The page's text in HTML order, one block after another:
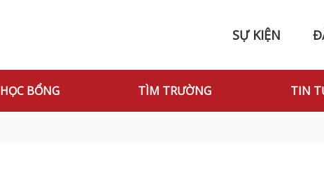
SỰ KIỆN
HỌC BỔNG TÌM TRƯỜNG TIN